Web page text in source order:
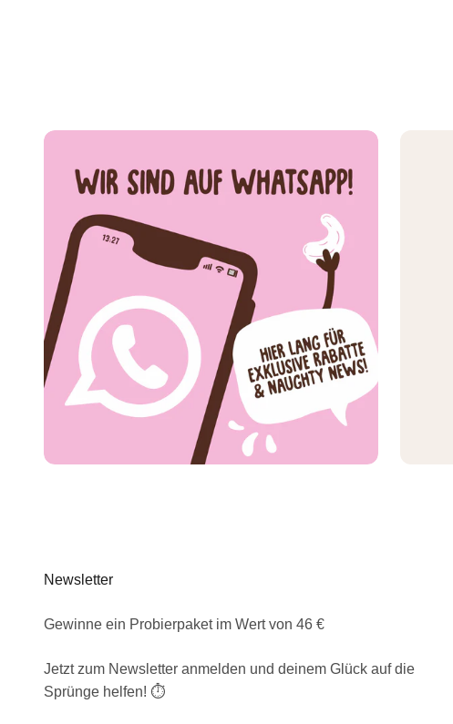
Newsletter
Gewinne ein Probierpaket im Wert von 46 €
Jetzt zum Newsletter anmelden und deinem Glück auf die
Sprünge helfen! ⏱️